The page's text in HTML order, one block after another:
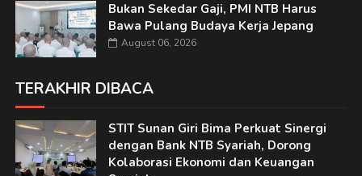
Bukan Sekedar Gaji, PMI NTB Harus
Bawa Pulang Budaya Kerja Jepang
August 06, 2026
TERAKHIR DIBACA
STIT Sunan Giri Bima Perkuat Sinergi
dengan Bank NTB Syariah, Dorong
Kolaborasi Ekonomi dan Keuangan